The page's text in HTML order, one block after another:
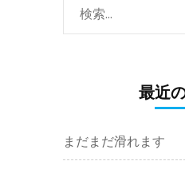
検
索:
最近
まだまだ滑れます